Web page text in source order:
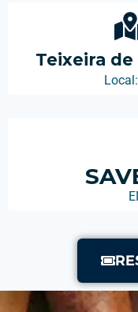
Teixeira